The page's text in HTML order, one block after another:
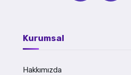
Kurumsal
Hakkımızda